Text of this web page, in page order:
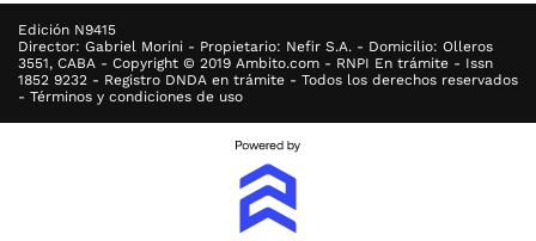
Edición N9415
Director: Gabriel Morini - Propietario: Nefir S.A. - Domicilio: Olleros
3551, CABA - Copyright © 2019 Ambito.com - RNPI En trámite - Issn
1852 9232 - Registro DNDA en trámite - Todos los derechos reservados
- Términos y condiciones de uso